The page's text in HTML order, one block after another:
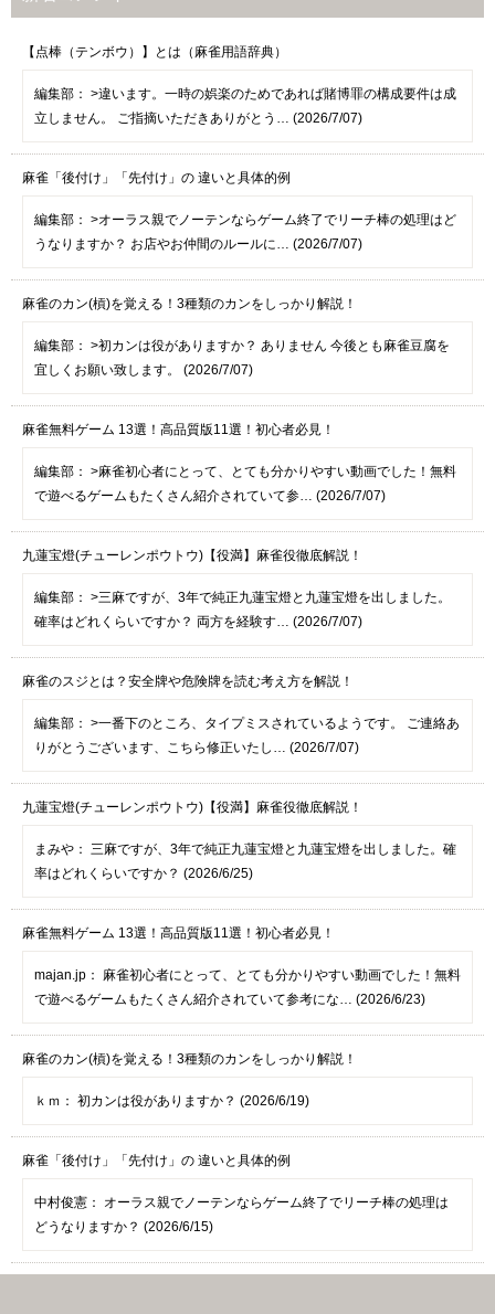
【点棒（テンボウ）】とは（麻雀用語辞典）
編集部： >違います。一時の娯楽のためであれば賭博罪の構成要件は成
立しません。 ご指摘いただきありがとう… (2026/7/07)
麻雀「後付け」「先付け」の 違いと具体的例
編集部： >オーラス親でノーテンならゲーム終了でリーチ棒の処理はど
うなりますか？ お店やお仲間のルールに… (2026/7/07)
麻雀のカン(槓)を覚える！3種類のカンをしっかり解説！
編集部： >初カンは役がありますか？ ありません 今後とも麻雀豆腐を
宜しくお願い致します。 (2026/7/07)
麻雀無料ゲーム 13選！高品質版11選！初心者必見！
編集部： >麻雀初心者にとって、とても分かりやすい動画でした！無料
で遊べるゲームもたくさん紹介されていて参… (2026/7/07)
九蓮宝燈(チューレンポウトウ)【役満】麻雀役徹底解説！
編集部： >三麻ですが、3年で純正九蓮宝燈と九蓮宝燈を出しました。
確率はどれくらいですか？ 両方を経験す… (2026/7/07)
麻雀のスジとは？安全牌や危険牌を読む考え方を解説！
編集部： >一番下のところ、タイプミスされているようです。 ご連絡あ
りがとうございます、こちら修正いたし… (2026/7/07)
九蓮宝燈(チューレンポウトウ)【役満】麻雀役徹底解説！
まみや： 三麻ですが、3年で純正九蓮宝燈と九蓮宝燈を出しました。確
率はどれくらいですか？ (2026/6/25)
麻雀無料ゲーム 13選！高品質版11選！初心者必見！
majan.jp： 麻雀初心者にとって、とても分かりやすい動画でした！無料
で遊べるゲームもたくさん紹介されていて参考にな… (2026/6/23)
麻雀のカン(槓)を覚える！3種類のカンをしっかり解説！
ｋｍ： 初カンは役がありますか？ (2026/6/19)
麻雀「後付け」「先付け」の 違いと具体的例
中村俊憲： オーラス親でノーテンならゲーム終了でリーチ棒の処理は
どうなりますか？ (2026/6/15)